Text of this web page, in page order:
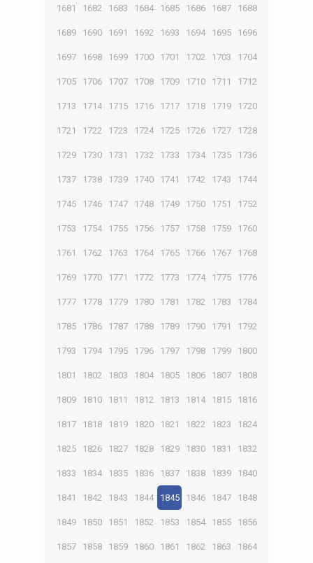
1681 1682 1683 1684 1685 1686 1687 1688
1689 1690 1691 1692 1693 1694 1695 1696
1697 1698 1699 1700 1701 1702 1703 1704
1705 1706 1707 1708 1709 1710 1711 1712
1713 1714 1715 1716 1717 1718 1719 1720
1721 1722 1723 1724 1725 1726 1727 1728
1729 1730 1731 1732 1733 1734 1735 1736
1737 1738 1739 1740 1741 1742 1743 1744
1745 1746 1747 1748 1749 1750 1751 1752
1753 1754 1755 1756 1757 1758 1759 1760
1761 1762 1763 1764 1765 1766 1767 1768
1769 1770 1771 1772 1773 1774 1775 1776
1777 1778 1779 1780 1781 1782 1783 1784
1785 1786 1787 1788 1789 1790 1791 1792
1793 1794 1795 1796 1797 1798 1799 1800
1801 1802 1803 1804 1805 1806 1807 1808
1809 1810 1811 1812 1813 1814 1815 1816
1817 1818 1819 1820 1821 1822 1823 1824
1825 1826 1827 1828 1829 1830 1831 1832
1833 1834 1835 1836 1837 1838 1839 1840
1841 1842 1843 1844 1845 1846 1847 1848
1849 1850 1851 1852 1853 1854 1855 1856
1857 1858 1859 1860 1861 1862 1863 1864